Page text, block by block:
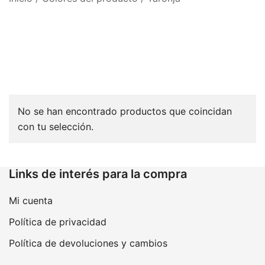
No se han encontrado productos que coincidan
con tu selección.
Links de interés para la compra
Mi cuenta
Política de privacidad
Política de devoluciones y cambios